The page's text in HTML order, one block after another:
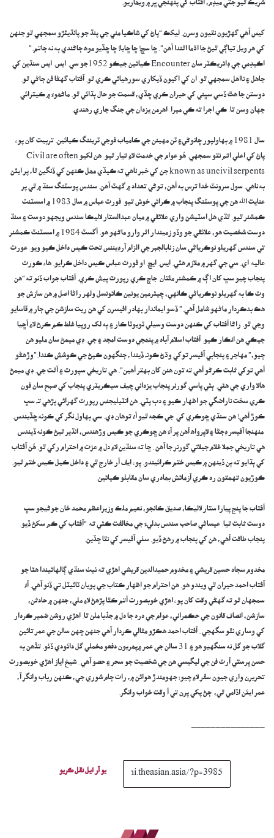
شريڪ ٿيو جتي ميڊم، آفتاب کي پنهنجي ڀر ۾ ويھاريو.
کيس اُهي گهڙيون نٿيون وسرن. ليکڪ “پاڻ کي شاڪيا مني جي پنڌ جو پانڌيئڙو سمجهي ٿو جنهن
کي هر ويل تياڳي ٿيڻ جا اڌما اٿندا آهن”. ڇا سچ! ڇا ڇايا! ڇا ڇڏيو موه ڄاڻندي به نه ڄاتم.”
اڪيڊمي جي ڊائريڪٽر سان Encounter ڪيائين جيڪو 1952جو سي. ايس. ايس سنڌين کي
جاهل ۽ نااهل سمجهي ٿو. ان کي اکيون ڏيکاري سورھيائي ڪري ٿو. آفتاب گهڻا فن ڄاڻي ٿو.
دوستن جا هٿ ڏسي سڀني کي حيران ڪري ڇڏي، قسمت جو حال ٻڌائي ٿو. ماڻھوءَ ۾ ڪيترائي
جهان وسن ٿا. ڪي اجرا ته ڪي ميرا. اهرمن يزدان جي جنگ جاري رهندي.
سال 1981 ۾ بهاولپور ڇانوڻي۽ ٽن مهينن جي ڪامياب فوجي ٽريننگ ڪيائين. تربيت کان پوء
پاڻ کي اعلي اتم نٿو سمجهي. ھُو عوام جي خدمت لاءِ تيار ٿيو. هن لکيو Civil are often
known as uncivil serpents جن کي خبر ناهي ته ڪيڏي مھل ڪنهن کي ڏنگين ٿا، پر ايئن
به ناهي. سول سرونٽ خدا ترس به آهن، توڻي تعداد ۾ گهٽ آهن. سندس پوسٽنگ سنڌ ۾ ٿي پر
عنايت الله هن جي پوسٽنگ پنجاب ۾ ڪرائي خوش ٿيو. فورٽ عباس ۾ سال 1983 ۾ اسسٽنٽ
ڪمشنر ٿيو. ٿڌي هل اسٽيشن واري علائقي ۾ ميان عبدالستار لاليڪا سندس ويجهو دوست ۽ سنڌ
دوست شخصيت هو، علائقي جو وڏو زميندار اثر وارو ماڻهو هو. آگسٽ 1984 ۾ اسسٽنٽ ڪمشنر
تي سندس گهريلو نوڪرياڻي سان زنابالجبر جي الزام آرڊيننس تحت ڪيس داخل ڪيو ويو. عورت
عاليه اي. سي جي گهر ۾ ملازم هئي. ايس. ايڇ. او فورٽ عباس ڪيس داخل ڪرايو. هاء ڪورٽ
پنجاب چيو سڀ کان اڳ ۾ ڪمشنر ملتان جاچ ڪري رپورٽ پيش ڪري. آفتاب جواب ڏنو ته “هن
وٽ ڪا به گهريلو نوڪرياڻي ڪانهي، چيئرمين يونين ڪائونسل ولهر راڻا اصل ۾ هن سازش جو
هڪ بدڪردار ماڻهو شامل آهي.” ڏسو ايماندار بهادر افيسرن کي هن ريت سازشن جي ڄار ۾ ڦاسايو
وڃي ٿو. راڻا آفتاب کي ڪنهن دوست وسيلي ٽويوٽا ڪار ۽ ٻه لک روپيا غلط ڪم ڪرڻ لاءِ آڇيا
جيڪي هن انڪار ڪيو. آفتاب اسلام آباد ۾ پنھجي دوست امجد ۽ جي. ڊي ميمڻ سان مليو هن
چيو،” مهاجر ۽ پنجابي آفيسر توکي وڌڻ ڪونہ ڏيندا، ڄنگهون ڪپڻ جي ڪوشش ڪندا.”وڙهڻو
آهي توکي ثابت ڪرڻو آهي ته تون هنن کان بهتر آهين”. هي تاريخي سپورٽ ۽ آٿت جي. ڊي ميمڻ
هالا واري جي هئي. ٻئي پاسي گورنر پنجاب يزداني چيف سيڪريٽري پنجاب کي صبح سان فون
ڪري سخت ناراضگي جو اظهار ڪيو ۽ دٻ پٽي. هن انٽيليجنس رپورٽ گهرائي پڙهي تہ سڀ
ڪوڙ آهي! هن سنڌي ڇوڪري کي جي ڪجه ٿيو آءُ توهان ڊي. سي بهاول نگر کي ڪونه ڇڏيندس.
منهنجا آفيسر ڊڄڻا ۽ لاپرواھ آهن پر آءُ هن ڇوڪري جو ڪيس وڙهندس، انڌير ٿيڻ ڪونه ڏيندس.
هي تاريخي جملا غلام جيلاني گورنر جا آهن . ڇا ته سنڌين لاءِ دل ۾ عزت ۾ احترام رکي ٿو. ھُن آفتاب
کي ٻڌايو ته ٻن ڏينهن ۾ ڪيس ختم ڪرائيندو. پوء ايف آر خارج ٿي ۽ داخل ڪيل ڪيس ختم ٿيو.
ڪوڙيون تهمتون رد ڪري آزمائش بھادري سان مقابلو ڪيائين.
آفتاب جا پنج پيارا ستار لاليڪا، صديق ڪانجو، نعيم ملڪ وزيراعظم محمد خان جوڻيجو سڀ
دوست ثابت ٿيا. عيساڻي صاحب سندس بدليءَ جي مخالفت ڪئي ته “آفتاب کي ڪم سکڻ ڏيو.
پنجاب طاقت آهي، هن کي پنجاب ۾ رهڻ ڏيو. سٺي آفيسر کي نٿا ڇڏين.
مخدوم سجاد حسين قريشي ۽ مخدوم حميدالدين قريشي اهڙي ته ٺيٺ سنڌي ڳالهائيندا هئا جو
آفتاب احمد حيران ٿي ويندو هو. هن احترام جو اظهار ڪتاب جي پويان ٽائيٽل تي ڏنو آهي. آءُ
سمجهان ٿو ته گهڻي وقت کان پوء اهڙي خوبصورت آتم ڪٿا پڙهڻ لاءِ ملي، جنهن ۾ حادثن،
سازشن، انصاف قانون جي حڪمراني، عوام جي درد جا دل ۾ جذبا ملن ٿا. اهڙي روشن ضمير ڪردار
کي وساري نٿو سگهجي . آفتاب احمد هڪڙو مثالي ڪردار آهي جنهن ڇهن سالن جي عمر تائين
گلاب جو گل نه سنگهيو هو ۽ 31 سالن جي عمر ۾پھريون دفعو مخملي گل دائودي ڏٺو. تڏهن به
حسن پرستي آرٽ فن جي ليگيسي هن جي شخصيت جو سحر ۽ حصو آهي . شيخ اياز اهڙي خوبصورت
تحريرن واري جيون سفر لاءِ چيو: جهومندڙ هوائن ۾، رات ڄام شوري جي، ڪنهن رباب وانگر آ،
عمر ايئن اڏامي ٿي، ڄڻ پکي پرن تي آ وقت خواب وانگر.
_______________
يو آر ايل نقل ڪريو